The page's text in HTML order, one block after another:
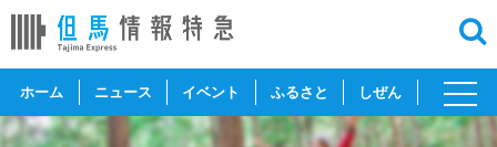
ホーム ニュース イベント ふるさと しぜん
toggle